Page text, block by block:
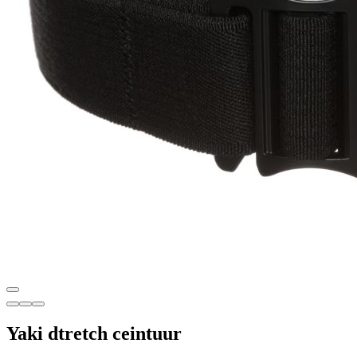
Yaki dtretch ceintuur